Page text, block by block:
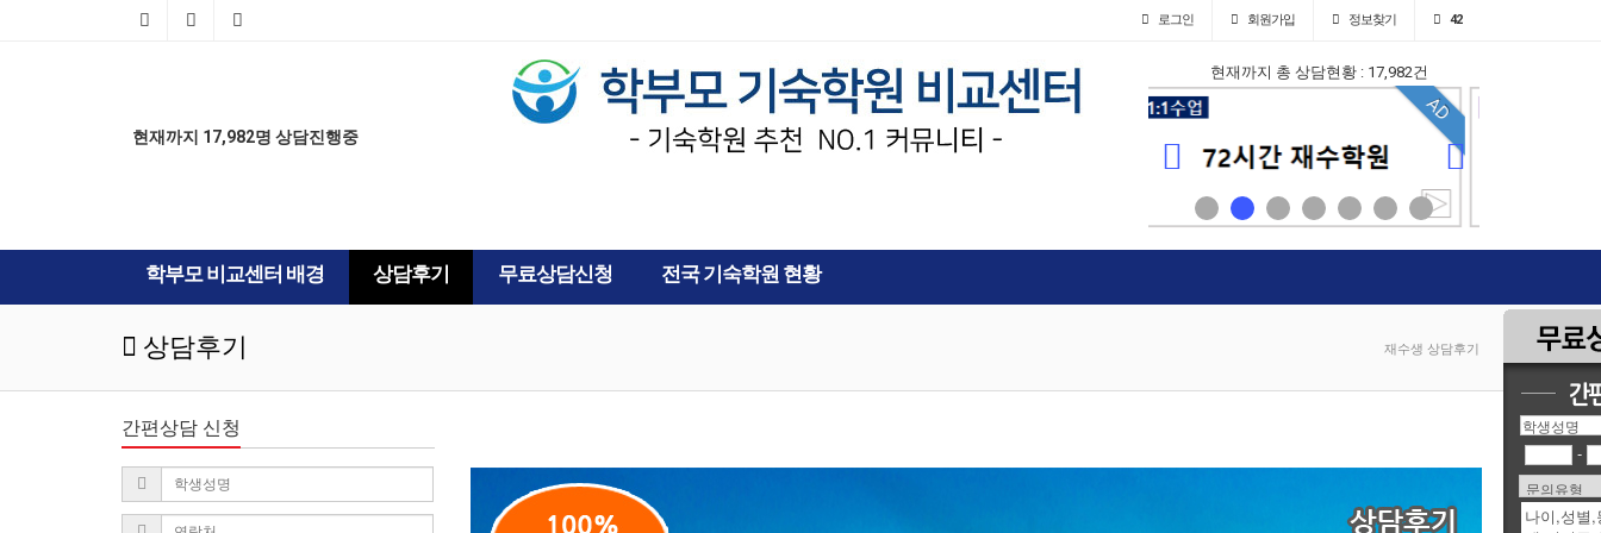
-
로그인 회원가입 정보찾기 42
현재까지 17,982명 상담진행중
현재까지 총 상담현황 : 17,982건
AD AD
학부모 비교센터 배경 상담후기 무료상담신청 전국 기숙학원 현황
상담후기 재수생 상담후기
간편상담 신청